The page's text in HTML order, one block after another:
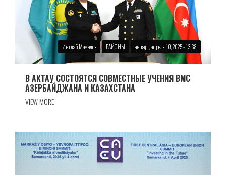
Инглаб Мамедов РАЙОНЫ четверг, апреля 10, 2025 - 13:38
В АКТАУ СОСТОЯТСЯ СОВМЕСТНЫЕ УЧЕНИЯ ВМС
АЗЕРБАЙДЖАНА И КАЗАХСТАНА
VIEW MORE